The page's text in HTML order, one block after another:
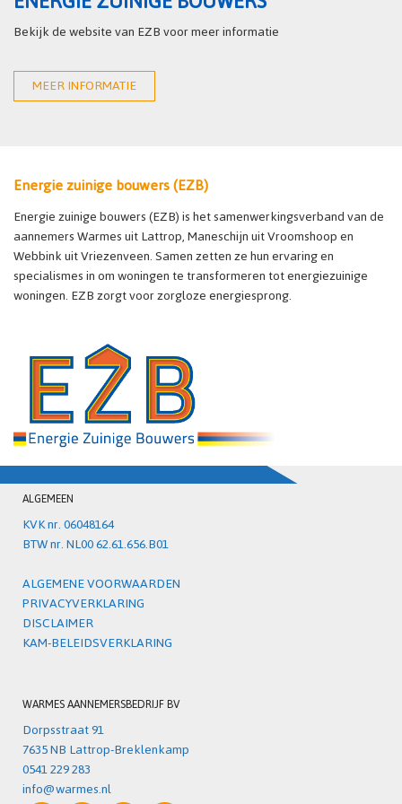
Bekijk de website van EZB voor meer informatie
MEER INFORMATIE
Energie zuinige bouwers (EZB)
Energie zuinige bouwers (EZB) is het samenwerkingsverband van de
aannemers Warmes uit Lattrop, Maneschijn uit Vroomshoop en
Webbink uit Vriezenveen. Samen zetten ze hun ervaring en
specialismes in om woningen te transformeren tot energiezuinige
woningen. EZB zorgt voor zorgloze energiesprong.
ALGEMEEN
KVK nr. 06048164
BTW nr. NL00 62.61.656.B01
ALGEMENE VOORWAARDEN
PRIVACYVERKLARING
DISCLAIMER
KAM-BELEIDSVERKLARING
WARMES AANNEMERSBEDRIJF BV
Dorpsstraat 91
7635 NB Lattrop-Breklenkamp
0541 229 283
info@warmes.nl